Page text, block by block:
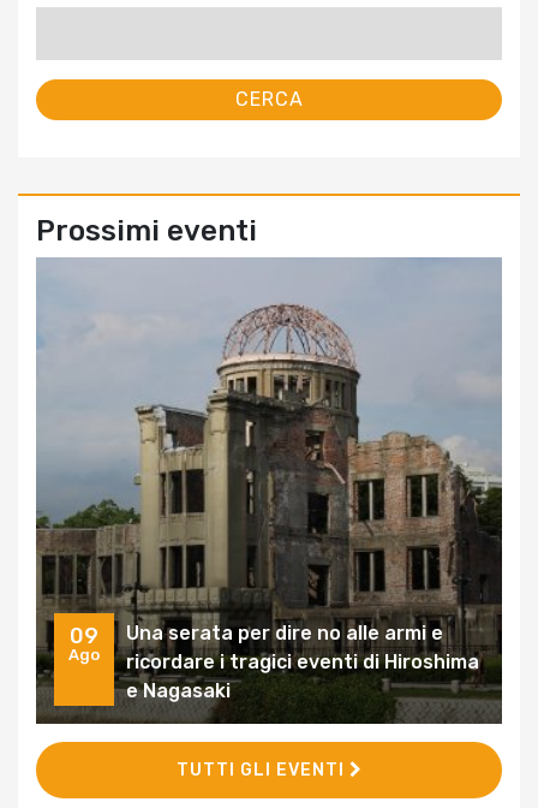
Prossimi eventi
09
Ago
Una serata per dire no alle armi e
ricordare i tragici eventi di Hiroshima
e Nagasaki
TUTTI GLI EVENTI